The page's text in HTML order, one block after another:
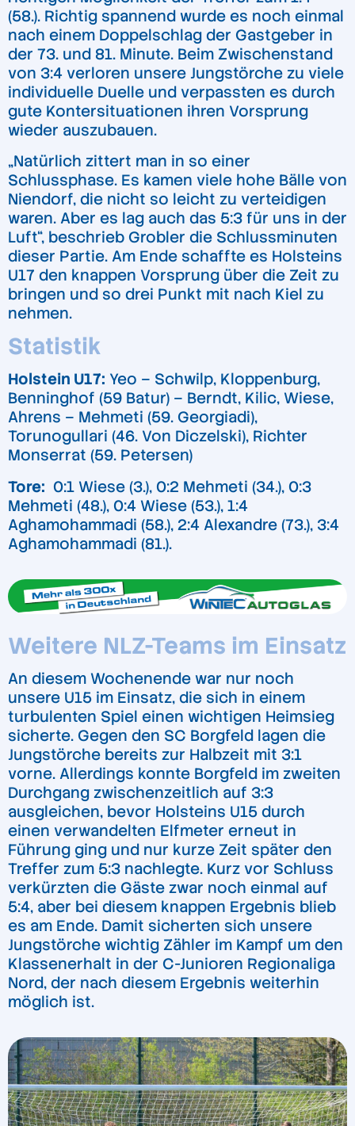
(58.). Richtig spannend wurde es noch einmal
nach einem Doppelschlag der Gastgeber in
der 73. und 81. Minute. Beim Zwischenstand
von 3:4 verloren unsere Jungstörche zu viele
individuelle Duelle und verpassten es durch
gute Kontersituationen ihren Vorsprung
wieder auszubauen.
„Natürlich zittert man in so einer
Schlussphase. Es kamen viele hohe Bälle von
Niendorf, die nicht so leicht zu verteidigen
waren. Aber es lag auch das 5:3 für uns in der
Luft“, beschrieb Grobler die Schlussminuten
dieser Partie. Am Ende schaffte es Holsteins
U17 den knappen Vorsprung über die Zeit zu
bringen und so drei Punkt mit nach Kiel zu
nehmen.
Statistik
Holstein U17: Yeo – Schwilp, Kloppenburg,
Benninghof (59 Batur) – Berndt, Kilic, Wiese,
Ahrens – Mehmeti (59. Georgiadi),
Torunogullari (46. Von Diczelski), Richter
Monserrat (59. Petersen)
Tore: 0:1 Wiese (3.), 0:2 Mehmeti (34.), 0:3
Mehmeti (48.), 0:4 Wiese (53.), 1:4
Aghamohammadi (58.), 2:4 Alexandre (73.), 3:4
Aghamohammadi (81.).
Weitere NLZ-Teams im Einsatz
An diesem Wochenende war nur noch
unsere U15 im Einsatz, die sich in einem
turbulenten Spiel einen wichtigen Heimsieg
sicherte. Gegen den SC Borgfeld lagen die
Jungstörche bereits zur Halbzeit mit 3:1
vorne. Allerdings konnte Borgfeld im zweiten
Durchgang zwischenzeitlich auf 3:3
ausgleichen, bevor Holsteins U15 durch
einen verwandelten Elfmeter erneut in
Führung ging und nur kurze Zeit später den
Treffer zum 5:3 nachlegte. Kurz vor Schluss
verkürzten die Gäste zwar noch einmal auf
5:4, aber bei diesem knappen Ergebnis blieb
es am Ende. Damit sicherten sich unsere
Jungstörche wichtig Zähler im Kampf um den
Klassenerhalt in der C-Junioren Regionaliga
Nord, der nach diesem Ergebnis weiterhin
möglich ist.